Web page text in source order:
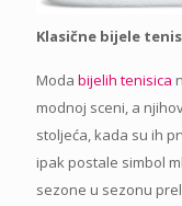
Klasične bijele
Moda bijelih tenisica
modnoj sceni, a
stoljeća, kada su ih
ipak postale simbol
sezone u sezonu